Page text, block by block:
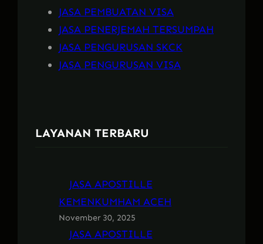
JASA PEMBUATAN VISA
JASA PENERJEMAH TERSUMPAH
JASA PENGURUSAN SKCK
JASA PENGURUSAN VISA
LAYANAN TERBARU
JASA APOSTILLE
KEMENKUMHAM ACEH
November 30, 2025
JASA APOSTILLE